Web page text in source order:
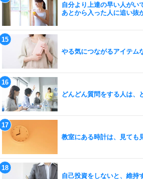
自分より上達の早い人がい
あとから入った人に追い抜
やる気につながるアイテム
どんどん質問をする人は、
教室にある時計は、見ても
自己投資をしないと、維持